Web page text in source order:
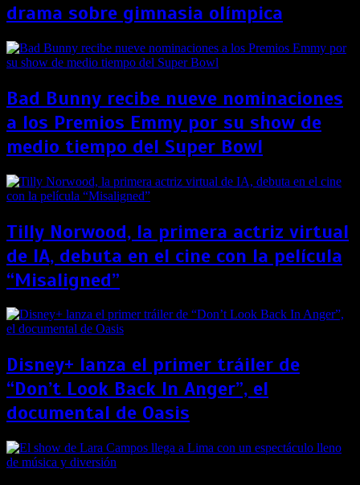
drama sobre gimnasia olímpica
Bad Bunny recibe nueve nominaciones
a los Premios Emmy por su show de
medio tiempo del Super Bowl
Tilly Norwood, la primera actriz virtual
de IA, debuta en el cine con la película
“Misaligned”
Disney+ lanza el primer tráiler de
“Don’t Look Back In Anger”, el
documental de Oasis